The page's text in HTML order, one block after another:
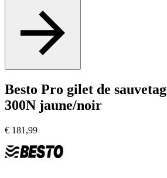
Besto Pro gilet de
300N jaune/noir
€ 181,99